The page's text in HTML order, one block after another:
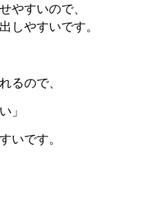
やすいので、
しやすいです。
るので、
」
いです。